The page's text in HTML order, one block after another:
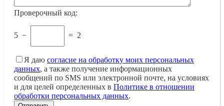
Проверочный код:
5 − = 2
Я даю согласие на обработку моих персональных
данных, а также получение информационных
сообщений по SMS или электронной почте, на условиях
и для целей определенных в Политике в отношении
обработки персональных данных.